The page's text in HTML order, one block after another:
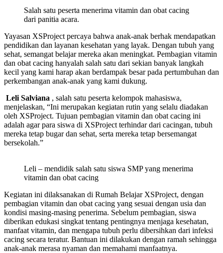
Salah satu peserta menerima vitamin dan obat cacing
dari panitia acara.
Yayasan XSProject percaya bahwa anak-anak berhak mendapatkan
pendidikan dan layanan kesehatan yang layak. Dengan tubuh yang
sehat, semangat belajar mereka akan meningkat. Pembagian vitamin
dan obat cacing hanyalah salah satu dari sekian banyak langkah
kecil yang kami harap akan berdampak besar pada pertumbuhan dan
perkembangan anak-anak yang kami dukung.
Leli Salviana , salah satu peserta kelompok mahasiswa,
menjelaskan, “Ini merupakan kegiatan rutin yang selalu diadakan
oleh XSProject. Tujuan pembagian vitamin dan obat cacing ini
adalah agar para siswa di XSProject terhindar dari cacingan, tubuh
mereka tetap bugar dan sehat, serta mereka tetap bersemangat
bersekolah.”
Leli – mendidik salah satu siswa SMP yang menerima
vitamin dan obat cacing
Kegiatan ini dilaksanakan di Rumah Belajar XSProject, dengan
pembagian vitamin dan obat cacing yang sesuai dengan usia dan
kondisi masing-masing penerima. Sebelum pembagian, siswa
diberikan edukasi singkat tentang pentingnya menjaga kesehatan,
manfaat vitamin, dan mengapa tubuh perlu dibersihkan dari infeksi
cacing secara teratur. Bantuan ini dilakukan dengan ramah sehingga
anak-anak merasa nyaman dan memahami manfaatnya.